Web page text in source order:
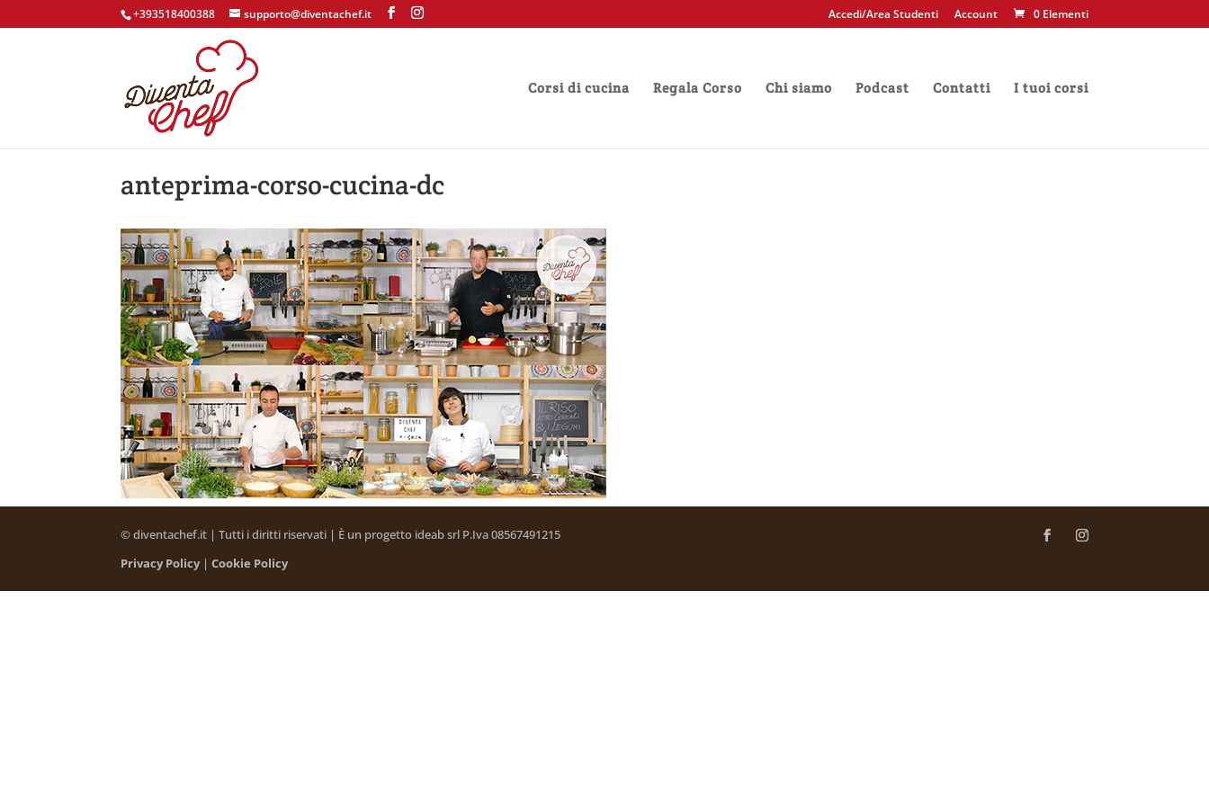
+393518400388 supporto@diventachef.it Accedi/Area Studenti Account 0 Elementi
Corsi di cucina Regala Corso Chi siamo Podcast Contatti I tuoi corsi
anteprima-corso-cucina-dc
© diventachef.it | Tutti i diritti riservati | È un progetto ideab srl P.Iva 08567491215
Privacy Policy|Cookie Policy